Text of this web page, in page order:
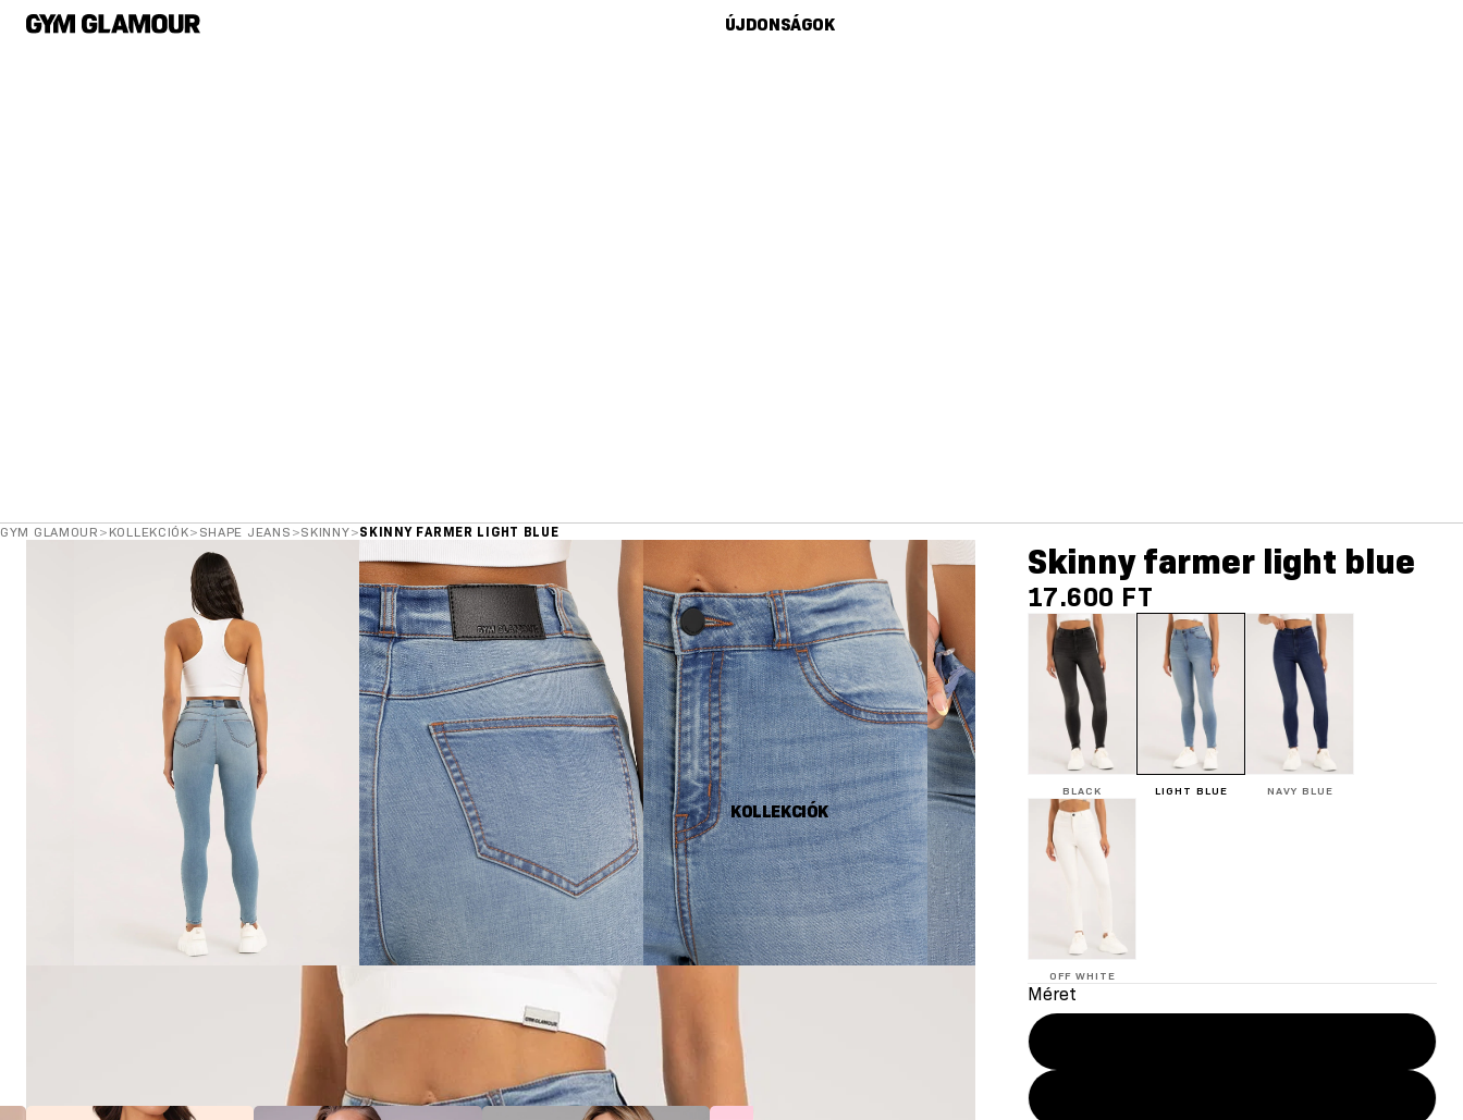
ÚJDONSÁGOK
KOLLEKCIÓK
GYM GLAMOUR > KOLLEKCIÓK> SHAPE JEANS >SKINNY>SKINNY FARMER LIGHT BLUE
Skinny farmer light blue
17.600 FT
BLACK LIGHT BLUE NAVY BLUE
OFF WHITE
Méret